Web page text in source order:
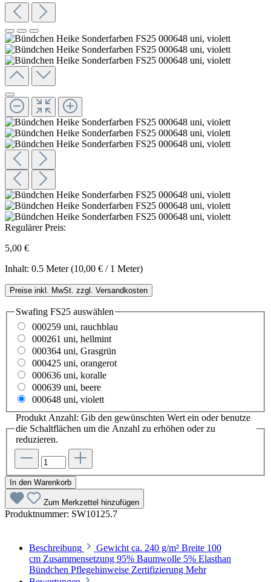
Regulärer Preis:
5,00 €
Inhalt: 0.5 Meter(10,00 € / 1 Meter)
Preise inkl. MwSt. zzgl. Versandkosten
Swafing FS25 auswählen
000259 uni, rauchblau
000261 uni, hellmint
000364 uni, Grasgrün
000425 uni, orangerot
000636 uni, koralle
000639 uni, beere
000648 uni, violett
Produkt Anzahl: Gib den gewünschten Wert ein oder benutze
die Schaltflächen um die Anzahl zu erhöhen oder zu
reduzieren.
In den Warenkorb
Zum Merkzettel hinzufügen
Produktnummer: SW10125.7
Beschreibung
Gewicht ca. 240 g/m² Breite 100
cm Zusammensetzung 95% Baumwolle 5% Elasthan
Bündchen Pflegehinweise Zertifizierung Mehr